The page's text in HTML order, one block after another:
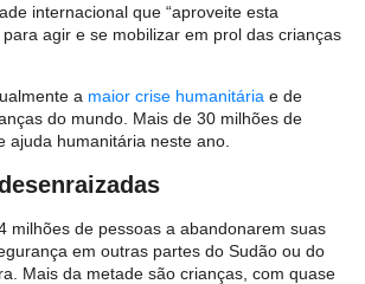
internacional que “aproveite esta
agir e se mobilizar em prol das crianças
a maior crise humanitária e de
do mundo. Mais de 30 milhões de
ajuda humanitária neste ano.
milhões de pessoas a abandonarem suas
em outras partes do Sudão ou do
Mais da metade são crianças, com quase